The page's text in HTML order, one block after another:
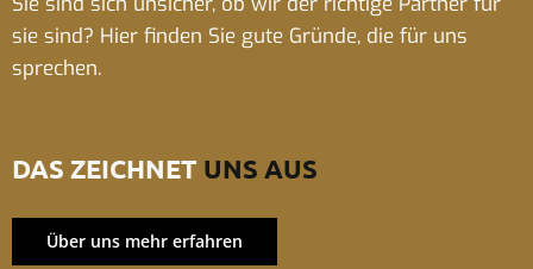
sie sind? Hier finden Sie gute Gründe, die für uns
sprechen.
DAS ZEICHNET UNS AUS
Über uns mehr erfahren